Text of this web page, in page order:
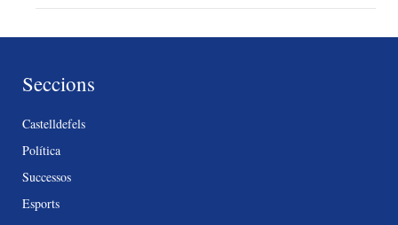
Seccions
Castelldefels
Política
Successos
Esports